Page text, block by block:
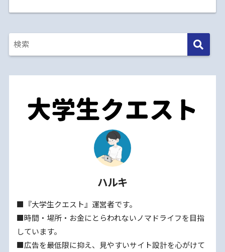
ハルキ
■『大学生クエスト』運営者です。
■時間・場所・お金にとらわれないノマドライフを目指
しています。
■広告を最低限に抑え、見やすいサイト設計を心がけて